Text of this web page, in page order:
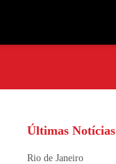
Últimas Notícias
Rio de Janeiro